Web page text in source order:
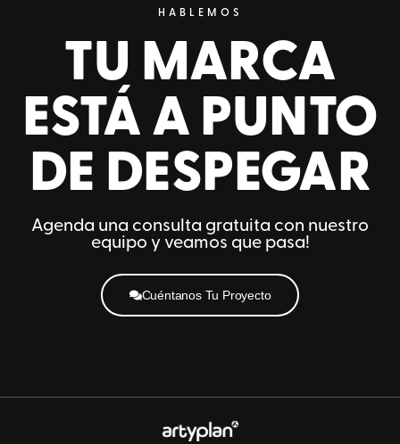
HABLEMOS
TU MARCA
ESTÁ A PUNTO
DE DESPEGAR
Agenda una consulta gratuita con nuestro
equipo y veamos que pasa!
Cuéntanos Tu Proyecto